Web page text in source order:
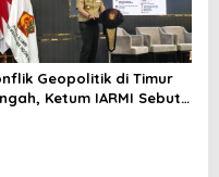
Geopolitik di Timur
Ketum IARMI Sebut